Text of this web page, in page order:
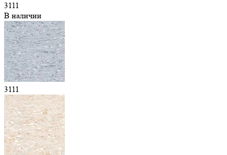
3111
В наличии
3111